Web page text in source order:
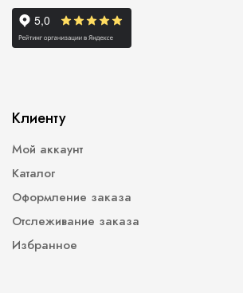
Клиенту
Мой аккаунт
Каталог
Оформление заказа
Отслеживание заказа
Избранное